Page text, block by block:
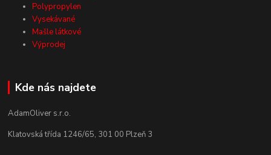
Polypropylen
Vysekávané
Mašle látkové
Výprodej
Kde nás najdete
AdamOliver s.r.o.
Klatovská třída 1246/65, 301 00 Plzeň 3